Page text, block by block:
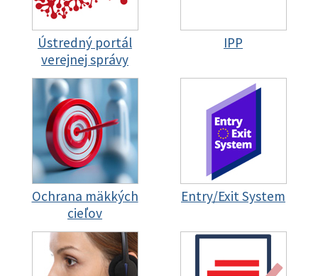
Ústredný portál
verejnej správy
IPP
Ochrana mäkkých
cieľov
Entry/Exit System